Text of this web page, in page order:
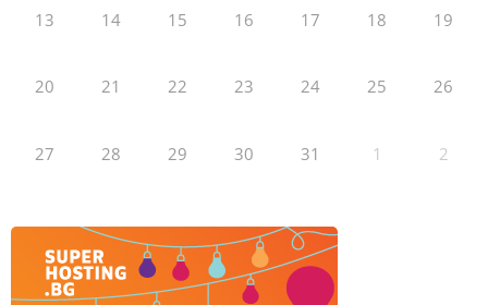
13 14 15 16 17 18 19
20 21 22 23 24 25 26
27 28 29 30 31 1 2